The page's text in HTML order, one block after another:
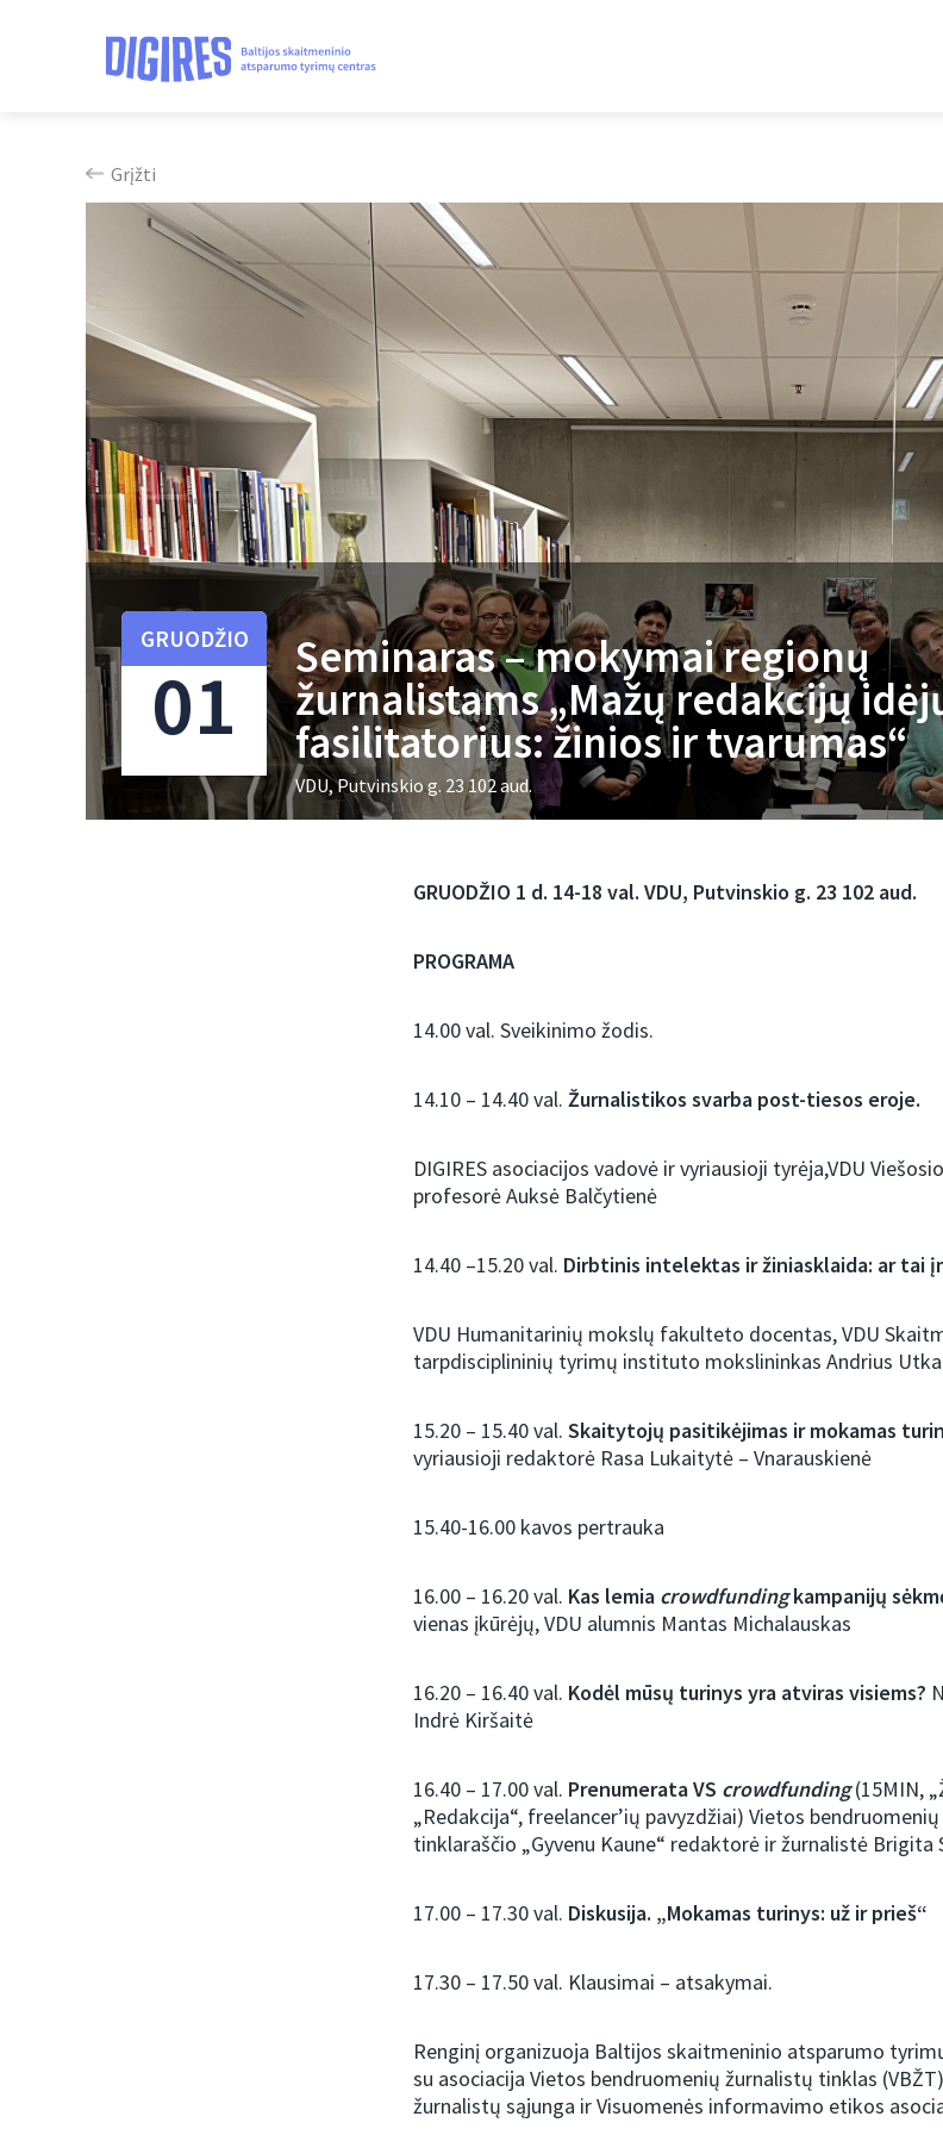
Grįžti
GRUODŽIO
01 Seminaras – mokymai regionų
žurnalistams „Mažų redakcijų
fasilitatorius: žinios ir tvarumas“
VDU, Putvinskio g. 23 102 aud.
GRUODŽIO 1 d. 14-18 val. VDU, Putvinskio g. 23 102 aud.
PROGRAMA
14.00 val. Sveikinimo žodis.
14.10 – 14.40 val. Žurnalistikos svarba post-tiesos eroje.
DIGIRES asociacijos vadovė ir vyriausioji tyrėja,VDU
profesorė Auksė Balčytienė
14.40 –15.20 val. Dirbtinis intelektas ir žiniasklaida: ar tai
VDU Humanitarinių mokslų fakulteto docentas, VDU
tarpdisciplininių tyrimų instituto mokslininkas Andrius Utka
15.20 – 15.40 val. Skaitytojų pasitikėjimas ir mokamas
vyriausioji redaktorė Rasa Lukaitytė – Vnarauskienė
15.40-16.00 kavos pertrauka
16.00 – 16.20 val. Kas lemia crowdfundingkampanijų
vienas įkūrėjų, VDU alumnis Mantas Michalauskas
16.20 – 16.40 val. Kodėl mūsų turinys yra atviras visiems?
Indrė Kiršaitė
16.40 – 17.00 val. Prenumerata VS crowdfunding(15MIN,
„Redakcija“, freelancer’ių pavyzdžiai) Vietos
tinklaraščio „Gyvenu Kaune“ redaktorė ir žurnalistė Brigita
17.00 – 17.30 val. Diskusija. „Mokamas turinys: už ir prieš“
17.30 – 17.50 val. Klausimai – atsakymai.
Renginį organizuoja Baltijos skaitmeninio atsparumo
su asociacija Vietos bendruomenių žurnalistų tinklas
žurnalistų sąjunga ir Visuomenės informavimo etikos